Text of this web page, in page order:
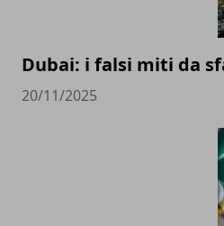
Dubai: i falsi miti da
20/11/2025